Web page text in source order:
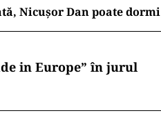
Nicușor Dan poate dormi
in Europe” în jurul